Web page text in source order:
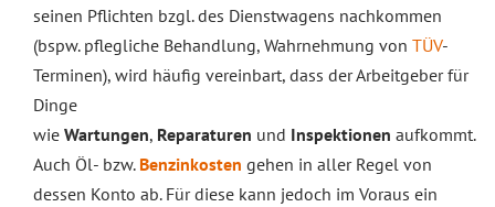
seinen Pflichten bzgl. des Dienstwagens nachkommen
(bspw. pflegliche Behandlung, Wahrnehmung von TÜV-
Terminen), wird häufig vereinbart, dass der Arbeitgeber für
Dinge
wie Wartungen, Reparaturen und Inspektionen aufkommt.
Auch Öl- bzw. Benzinkosten gehen in aller Regel von
dessen Konto ab. Für diese kann jedoch im Voraus ein